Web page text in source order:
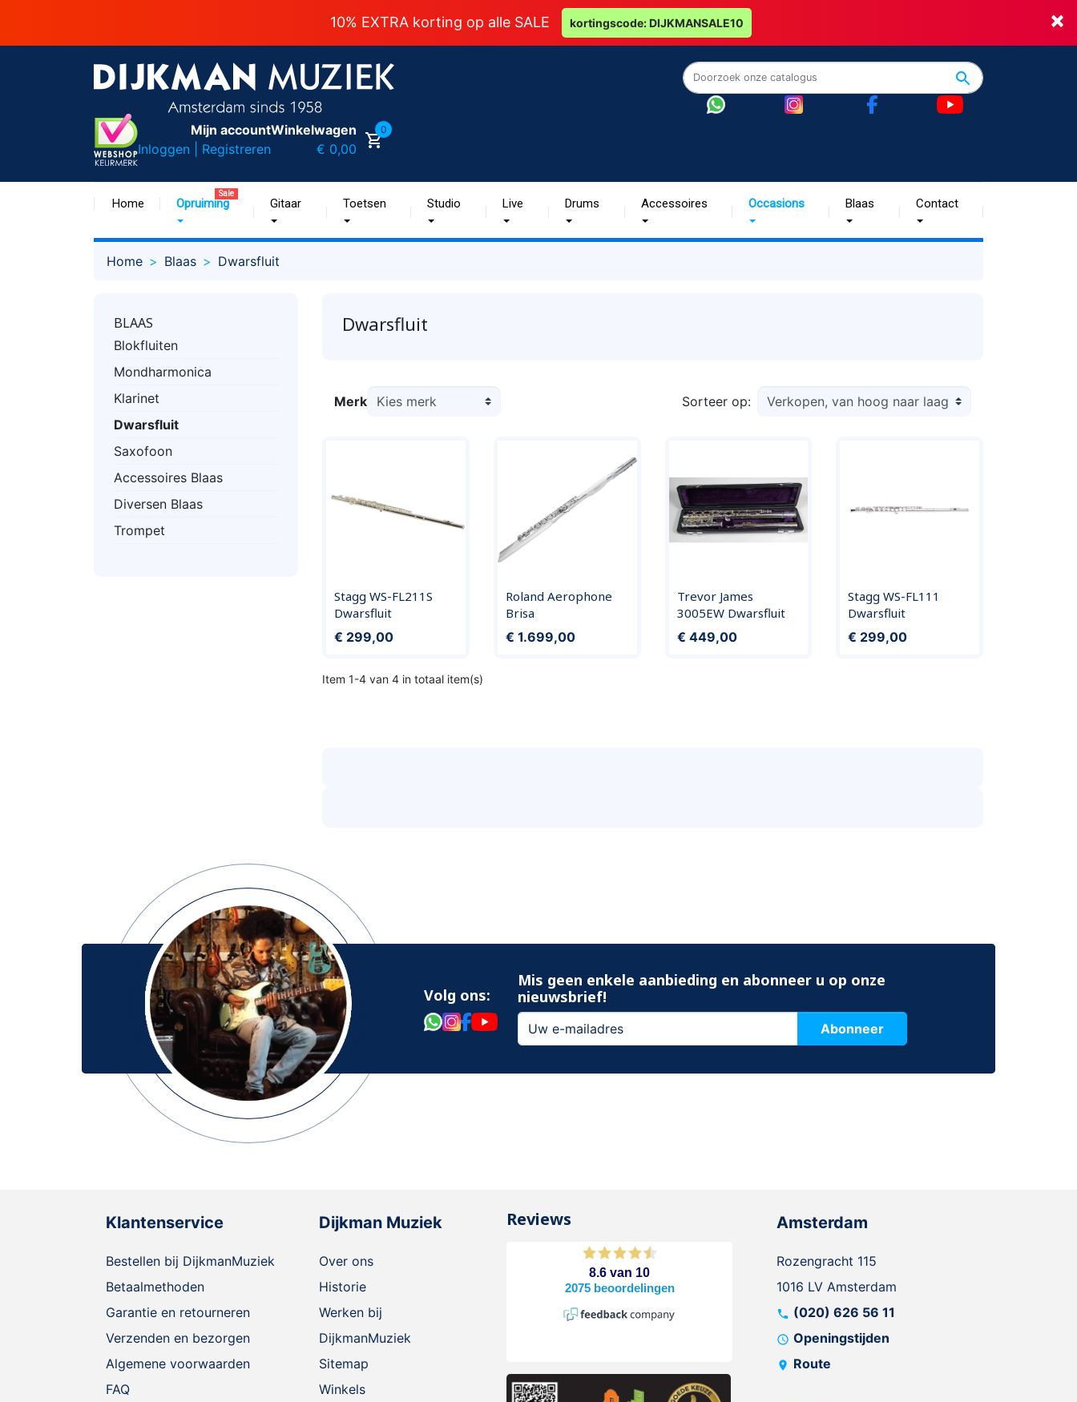
×
10% EXTRA korting op alle SALE kortingscode: DIJKMANSALE10
Mijn account
Inloggen | Registreren
Winkelwagen
€ 0,00
0
Home Opruiming
Sale
Gitaar Toetsen Studio Live Drums Accessoires Occasions Blaas Contact
Home Blaas Dwarsfluit
BLAAS
Blokfluiten
Mondharmonica
Klarinet
Dwarsfluit
Saxofoon
Accessoires Blaas
Diversen Blaas
Trompet
Dwarsfluit
Merk Sorteer op:
Stagg WS-FL211S
Dwarsfluit
Prijs
€ 299,00
Roland Aerophone
Brisa
Prijs
€ 1.699,00
Trevor James
3005EW Dwarsfluit
Prijs
€ 449,00
Stagg WS-FL111
Dwarsfluit
Prijs
€ 299,00
Item 1-4 van 4 in totaal item(s)
Volg ons:
Mis geen enkele aanbieding en abonneer u op onze
nieuwsbrief!
Abonneer
Klantenservice
Bestellen bij DijkmanMuziek
Betaalmethoden
Garantie en retourneren
Verzenden en bezorgen
Algemene voorwaarden
FAQ
Dijkman Muziek
Over ons
Historie
Werken bij
DijkmanMuziek
Sitemap
Winkels
Reviews Amsterdam
Rozengracht 115
1016 LV Amsterdam
call (020) 626 56 11
schedule Openingstijden
location_on Route